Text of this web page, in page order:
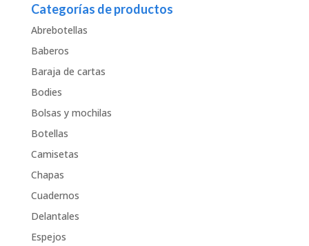
Categorías de productos
Abrebotellas
Baberos
Baraja de cartas
Bodies
Bolsas y mochilas
Botellas
Camisetas
Chapas
Cuadernos
Delantales
Espejos